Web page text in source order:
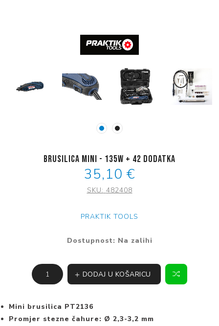
Brusilica mini - 135W + 42 Dodatka
35,10 €
SKU: 482408
PRAKTIK TOOLS
Dostupnost: Na zalihi
DODAJ U KOŠARICU
Mini brusilica PT2136
Promjer stezne čahure: Ø 2,3-3,2 mm